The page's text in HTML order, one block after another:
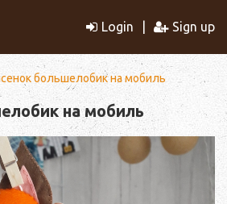
Login Sign up
большелобик на мобиль
на мобиль